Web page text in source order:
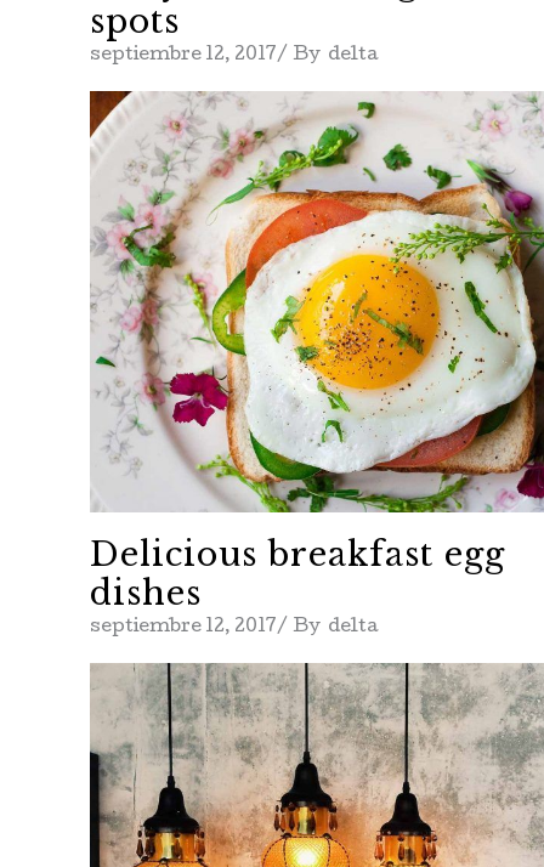
spots
septiembre 12, 2017 By delta
Delicious breakfast egg
dishes
septiembre 12, 2017 By delta